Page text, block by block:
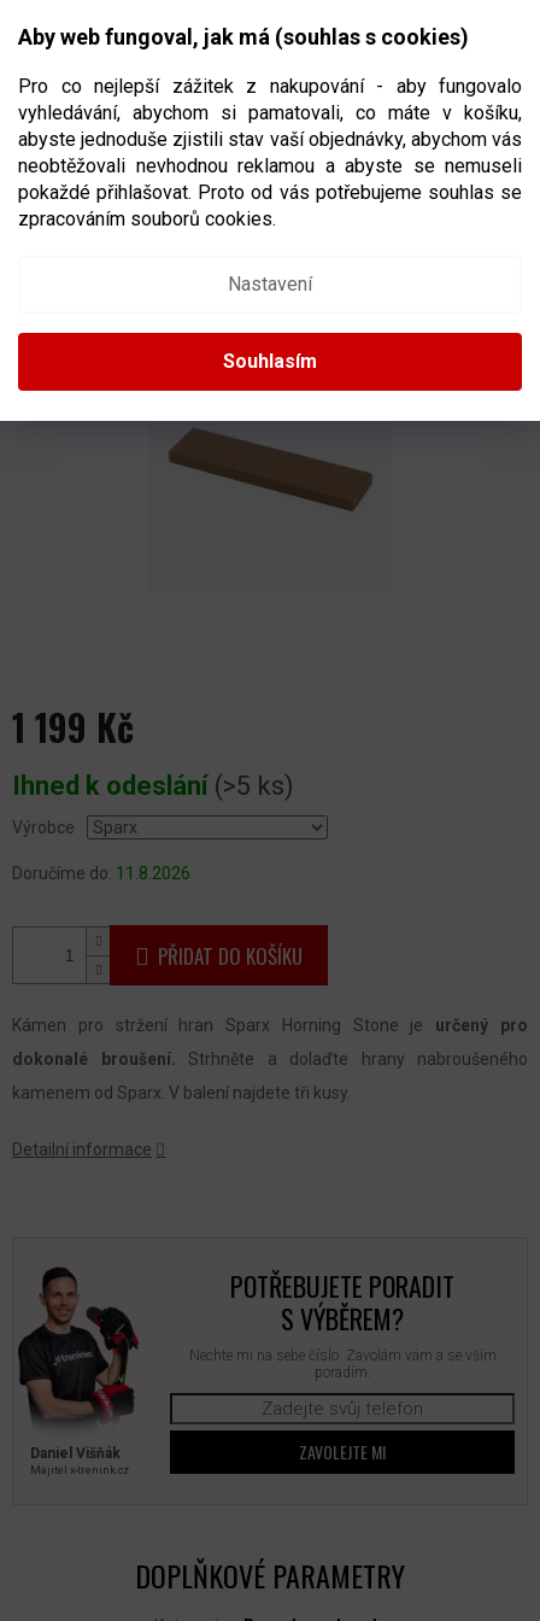
Aby web fungoval, jak má (souhlas s cookies)
Pro co nejlepší zážitek z nakupování - aby fungovalo
vyhledávání, abychom si pamatovali, co máte v košíku,
abyste jednoduše zjistili stav vaší objednávky, abychom vás
neobtěžovali nevhodnou reklamou a abyste se nemuseli
pokaždé přihlašovat. Proto od vás potřebujeme souhlas se
zpracováním souborů cookies.
Nastavení
Souhlasím
CZK
NÁKUPNÍ
KÁMEN PRO STRŽENÍ HRAN SPARX
HONING STONE MEDIUM (3KS)
1 199 Kč
cena:
Ihned k odeslání (>5 ks)
Výrobce
Doručíme do: 11.8.2026
PŘIDAT DO KOŠÍKU
Kámen pro stržení hran Sparx Horning Stone je určený pro
dokonalé broušení.
Strhněte a dolaďte hrany nabroušeného
kamenem od Sparx. V balení najdete tři kusy.
Detailní informace
Daniel Višňák
Majitel x‑trenink.cz
POTŘEBUJETE PORADIT
S VÝBĚREM?
Nechte mi na sebe číslo. Zavolám vám a se vším
poradím.
ZAVOLEJTE MI
DOPLŇKOVÉ PARAMETRY